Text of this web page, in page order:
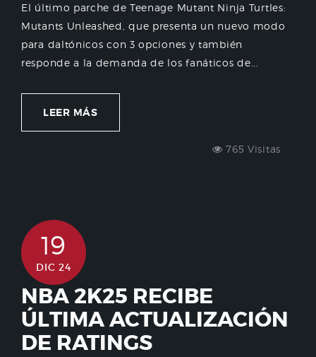
El último parche de Teenage Mutant Ninja Turtles:
Mutants Unleashed, que presenta un nuevo modo
para daltónicos con 3 opciones y también
responde a la demanda de los fanáticos de...
LEER MÁS
765 Visitas
19
DIC 24
NBA 2K25 RECIBE
ÚLTIMA ACTUALIZACIÓN
DE RATINGS